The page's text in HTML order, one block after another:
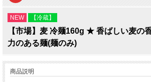
NEW 【冷蔵】
【市場】麦 冷麺160g ★ 香ばしい麦の
力のある麺(麺のみ)
商品説明